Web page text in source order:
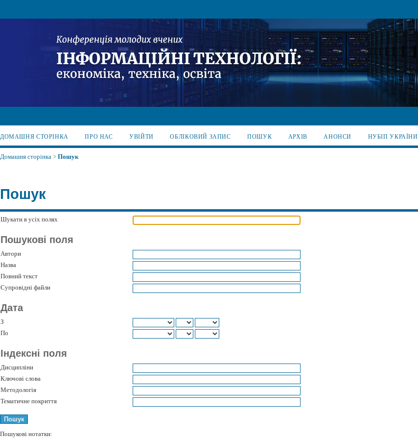
ДОМАШНЯ СТОРІНКА ПРО НАС УВІЙТИ ОБЛІКОВИЙ ЗАПИС ПОШУК АРХІВ АНОНСИ НУБІП УКРАЇНИ
Домашня сторінка > Пошук
Пошук
Шукати в усіх полях
Пошукові поля
Автори
Назва
Повний текст
Супровідні файли
Дата
З
По
Індексні поля
Дисципліни
Ключові слова
Методологія
Тематичне покриття
Пошукові нотатки: